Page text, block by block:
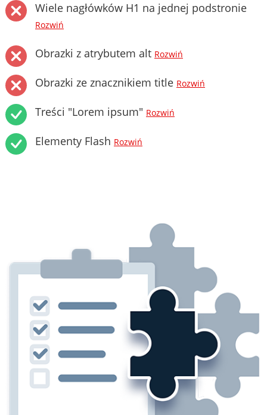
Wiele nagłówków H1 na jednej podstronie
Rozwiń
Obrazki z atrybutem alt Rozwiń
Obrazki ze znacznikiem title Rozwiń
Treści "Lorem ipsum" Rozwiń
Elementy Flash Rozwiń